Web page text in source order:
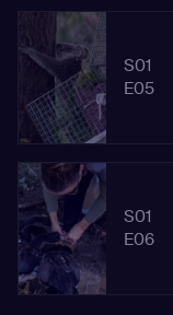
S01
E05
S01
E06